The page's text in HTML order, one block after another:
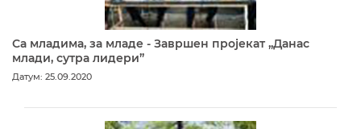
Са младима, за младе - Завршен пројекат „Данас
млади, сутра лидери”
Датум: 25.09.2020